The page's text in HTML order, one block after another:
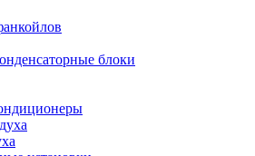
блоки